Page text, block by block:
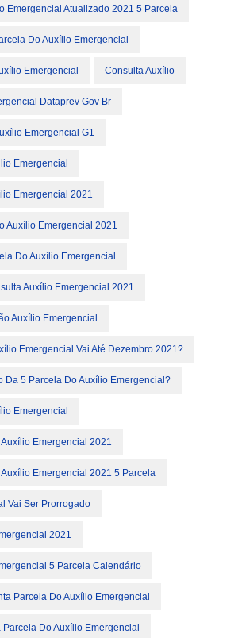
Emergencial Atualizado 2021 5 Parcela
Do Auxílio Emergencial
Emergencial Consulta Auxílio
Dataprev Gov Br
Emergencial G1
Emergencial
Emergencial 2021
Auxílio Emergencial 2021
Do Auxílio Emergencial
Auxílio Emergencial 2021
Auxílio Emergencial
Emergencial Vai Até Dezembro 2021?
Da 5 Parcela Do Auxílio Emergencial?
Emergencial
Emergencial 2021
Emergencial 2021 5 Parcela
Vai Ser Prorrogado
2021
5 Parcela Calendário
Parcela Do Auxílio Emergencial
Parcela Do Auxílio Emergencial